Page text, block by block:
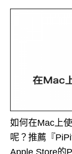
如何在Mac上
呢？推薦『